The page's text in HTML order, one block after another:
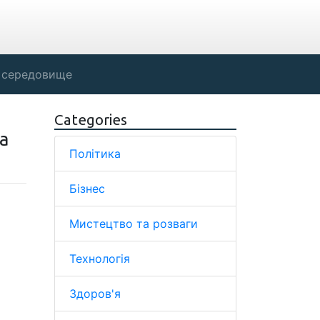
Categories
Політика
Бізнес
Мистецтво та розваги
Технологія
Здоров'я